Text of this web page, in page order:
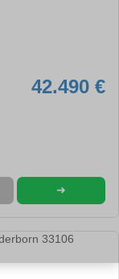
42.490 €
➜